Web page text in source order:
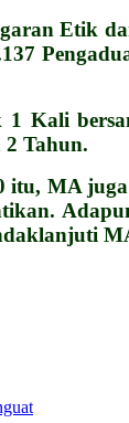
Etik
Kali
2 Tahun.
MA